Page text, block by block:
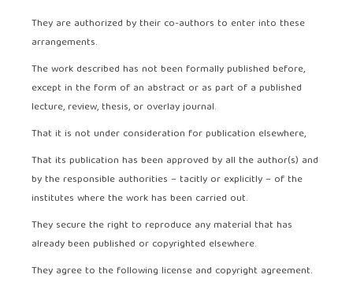
They are authorized by their co-authors to enter into these
arrangements.
The work described has not been formally published before,
except in the form of an abstract or as part of a published
lecture, review, thesis, or overlay journal.
That it is not under consideration for publication elsewhere,
That its publication has been approved by all the author(s) and
by the responsible authorities – tacitly or explicitly – of the
institutes where the work has been carried out.
They secure the right to reproduce any material that has
already been published or copyrighted elsewhere.
They agree to the following license and copyright agreement.